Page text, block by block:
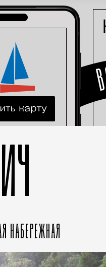
НАБЕРЕЖНАЯ